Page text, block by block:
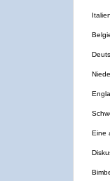
Italien
Eine